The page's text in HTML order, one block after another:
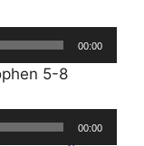
00:00
5-8
00:00